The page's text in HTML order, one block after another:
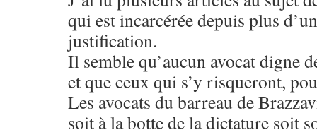
qui est incarcérée depuis plus
justification.
Il semble qu’aucun avocat digne
et que ceux qui s’y risqueront,
Les avocats du barreau de
soit à la botte de la dictature soit